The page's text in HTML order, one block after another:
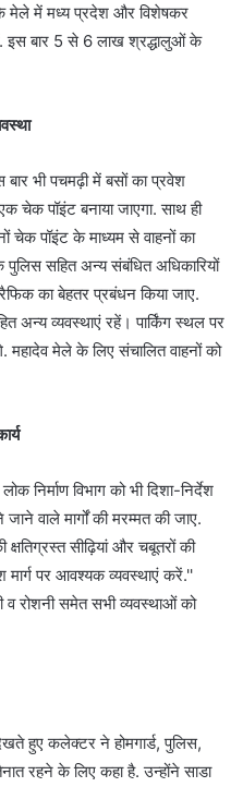
मेले में मध्य प्रदेश और विशेषकर
इस बार 5 से 6 लाख श्रद्धालुओं के
बार भी पचमढ़ी में बसों का प्रवेश
चेक पॉइंट बनाया जाएगा. साथ ही
चेक पॉइंट के माध्यम से वाहनों का
सहित अन्य संबंधित अधिकारियों
का बेहतर प्रबंधन किया जाए.
अन्य व्यवस्थाएं रहें। पार्किंग स्थल पर
मेले के लिए संचालित वाहनों को
विभाग को भी दिशा-निर्देश
वाले मार्गों की मरम्मत की जाए.
सीढ़ियां और चबूतरों की
पर आवश्यक व्यवस्थाएं करें.''
रोशनी समेत सभी व्यवस्थाओं को
हुए कलेक्टर ने होमगार्ड, पुलिस,
रहने के लिए कहा है. उन्होंने साडा